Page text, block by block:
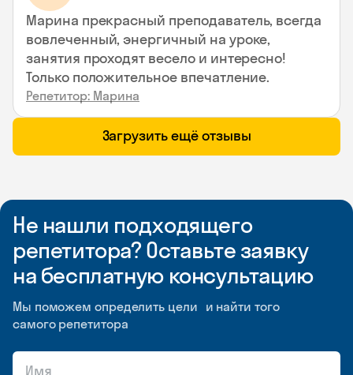
Марина прекрасный преподаватель, всегда
вовлеченный, энергичный на уроке,
занятия проходят весело и интересно!
Только положительное впечатление.
Репетитор: Марина
Загрузить ещё отзывы
Не нашли подходящего
репетитора? Оставьте заявку
на бесплатную консультацию
Мы поможем определить цели и найти того
самого репетитора